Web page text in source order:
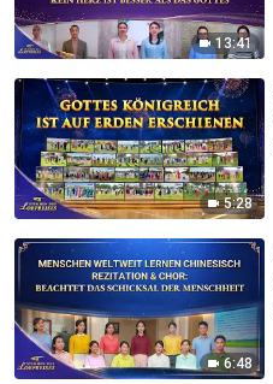
13:41
5:28
6:48